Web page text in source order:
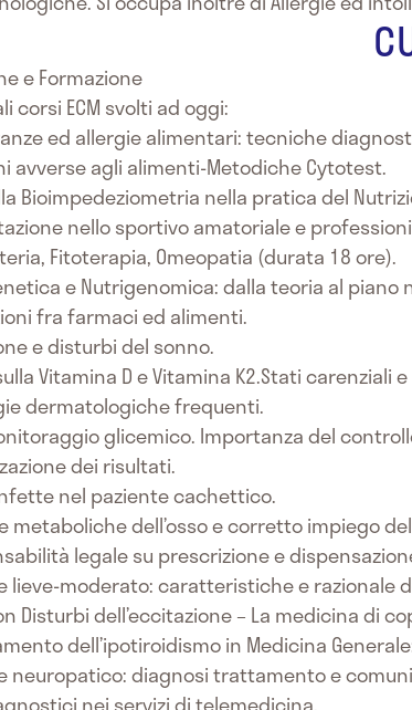
e Formazione
corsi ECM svolti ad oggi:
ed allergie alimentari: tecniche
avverse agli alimenti-Metodiche Cytotest.
Bioimpedeziometria nella pratica del
nello sportivo amatoriale e
Fitoterapia, Omeopatia (durata 18 ore).
e Nutrigenomica: dalla teoria al piano
fra farmaci ed alimenti.
e disturbi del sonno.
Vitamina D e Vitamina K2.Stati carenziali
dermatologiche frequenti.
glicemico. Importanza del
dei risultati.
nel paziente cachettico.
metaboliche dell’osso e corretto impiego
legale su prescrizione e
lieve-moderato: caratteristiche e razionale
Disturbi dell’eccitazione – La medicina di
dell’ipotiroidismo in Medicina
neuropatico: diagnosi trattamento e